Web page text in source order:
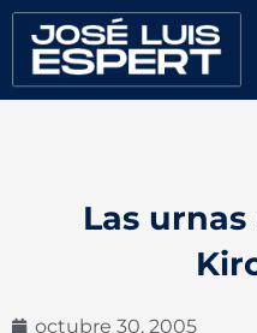
contenido
Las
octubre 30, 2005